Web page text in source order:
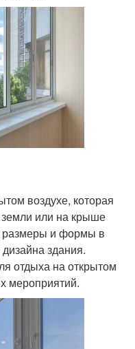
воздухе, которая
или на крыше
размеры и формы в
здания.
отдыха на открытом
мероприятий.